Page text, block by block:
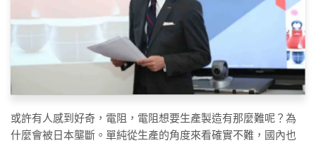
或許有人感到好奇，電阻，電阻想要生產製造有那麼難呢？為
什麼會被日本壟斷。單純從生產的角度來看確實不難，國內也